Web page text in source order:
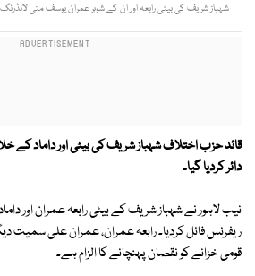
شہباز شریف کی بیٹی رابعہ اور ان کے شوہر عمران یوسف منی
قائد حزب اختلاف شہباز شریف کی بیٹی اور داماد کے
دائر کردیا گیا۔
نیب لاہور نے شہباز شریف کے بیٹی رابعہ عمران اور
قومی خزانے کو نقصان پہنچانے کا الزام ہے۔